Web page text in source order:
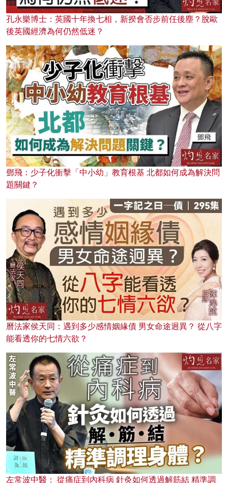
孔永樂博士：英國十年換七相，新揆會否步前任後塵？脫歐
後英國經濟為何仍然低迷？
鄧飛：少子化衝擊「中小幼」教育根基 北都如何成為解決問
題關鍵？
曆法家侯天同：遇到多少感情姻緣債 男女命途迥異？ 從八字
能看透你的七情六欲？
左常波中醫： 從痛症到內科病 針灸如何透過解筋結 精準調